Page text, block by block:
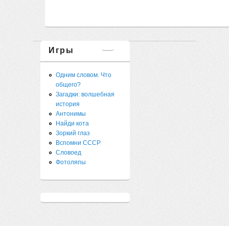
Игры
Одним словом. Что
общего?
Загадки: волшебная
история
Антонимы
Найди кота
Зоркий глаз
Вспомни СССР
Словоед
Фотоляпы